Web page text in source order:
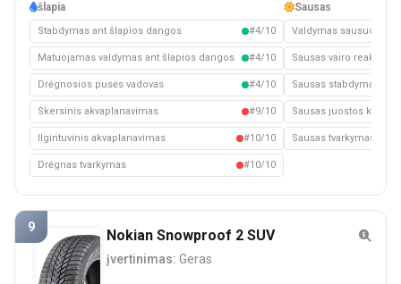
šlapia
Stabdymas ant šlapios dangos #4/10
Matuojamas valdymas ant šlapios dangos #4/10
Drėgnosios pusės vadovas #4/10
Skersinis akvaplanavimas #9/10
Ilgintuvinis akvaplanavimas #10/10
Drėgnas tvarkymas #10/10
Sausas
Valdymas sausuoju
Sausas vairo reakcija
Sausas stabdymas
Sausas juostos
Sausas tvarkymas
9 Nokian Snowproof 2 SUV
įvertinimas: Geras